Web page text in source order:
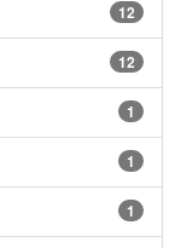
12
12
1
1
1